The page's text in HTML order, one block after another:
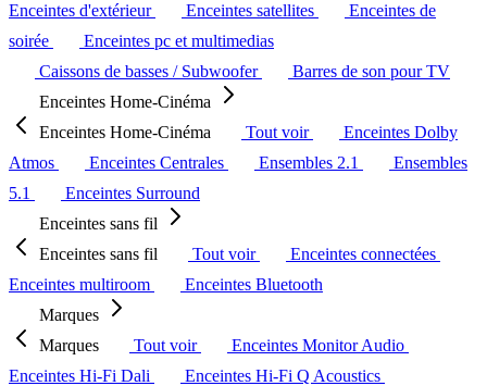
Enceintes d'extérieur
Enceintes satellites
Enceintes de
soirée
Enceintes pc et multimedias
Caissons de basses / Subwoofer
Barres de son pour TV
Enceintes Home-Cinéma
Enceintes Home-Cinéma
Tout voir
Enceintes Dolby
Atmos
Enceintes Centrales Ensembles 2.1
Ensembles
5.1
Enceintes Surround
Enceintes sans fil
Enceintes sans fil
Tout voir
Enceintes connectées
Enceintes multiroom
Enceintes Bluetooth
Marques
Marques
Tout voir
Enceintes Monitor Audio
Enceintes Hi-Fi Dali
Enceintes Hi-Fi Q Acoustics